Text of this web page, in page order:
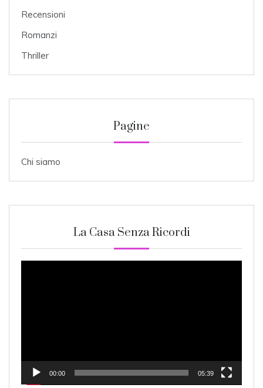
Recensioni
Romanzi
Thriller
Pagine
Chi siamo
La Casa Senza Ricordi
00:00 05:39